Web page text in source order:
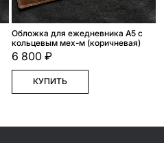
Обложка для ежедневника А5 с
кольцевым мех-м (коричневая)
6 800 ₽
КУПИТЬ